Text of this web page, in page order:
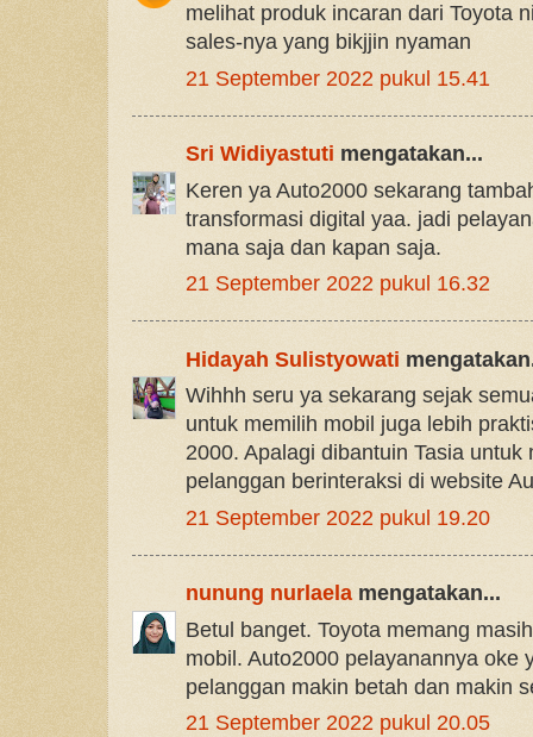
melihat produk incaran dari Toyota
sales-nya yang bikjjin nyaman
21 September 2022 pukul 15.41
Sri Widiyastuti mengatakan...
Keren ya Auto2000 sekarang
transformasi digital yaa. jadi
mana saja dan kapan saja.
21 September 2022 pukul 16.32
Hidayah Sulistyowati
Wihhh seru ya sekarang sejak
untuk memilih mobil juga lebih
2000. Apalagi dibantuin Tasia untuk
pelanggan berinteraksi di website
21 September 2022 pukul 19.20
nunung nurlaelamengatakan...
Betul banget. Toyota memang
mobil. Auto2000 pelayanannya oke
pelanggan makin betah dan makin
21 September 2022 pukul 20.05